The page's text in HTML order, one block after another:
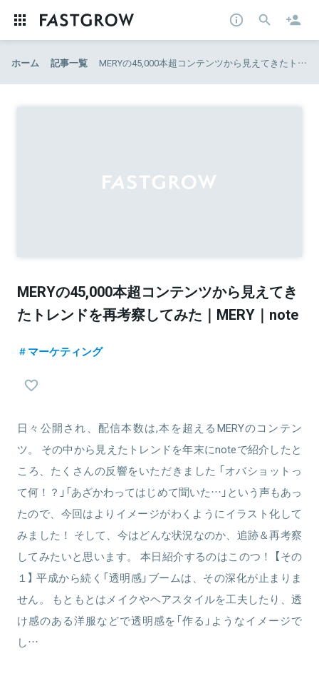
ホーム 記事一覧 MERYの45,000本超コンテンツから見えてきたトレンドを再考察してみた｜MERY｜note
MERYの45,000本超コンテンツから見えてき
たトレンドを再考察してみた｜MERY｜note
マーケティング
日々公開され、配信本数は,本を超えるMERYのコンテン
ツ。 その中から見えたトレンドを年末にnoteで紹介したと
ころ、たくさんの反響をいただきました 「オバショットっ
て何！？」「あざかわってはじめて聞いた…」という声もあっ
たので、今回はよりイメージがわくようにイラスト化して
みました！ そして、今はどんな状況なのか、追跡＆再考察
してみたいと思います。 本日紹介するのはこのつ！ 【その
１】 平成から続く「透明感」ブームは、その深化が止まりま
せん。 もともとはメイクやヘアスタイルを工夫したり、透
け感のある洋服などで透明感を「作る」ようなイメージで
し…